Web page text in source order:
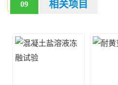
09 相关项目